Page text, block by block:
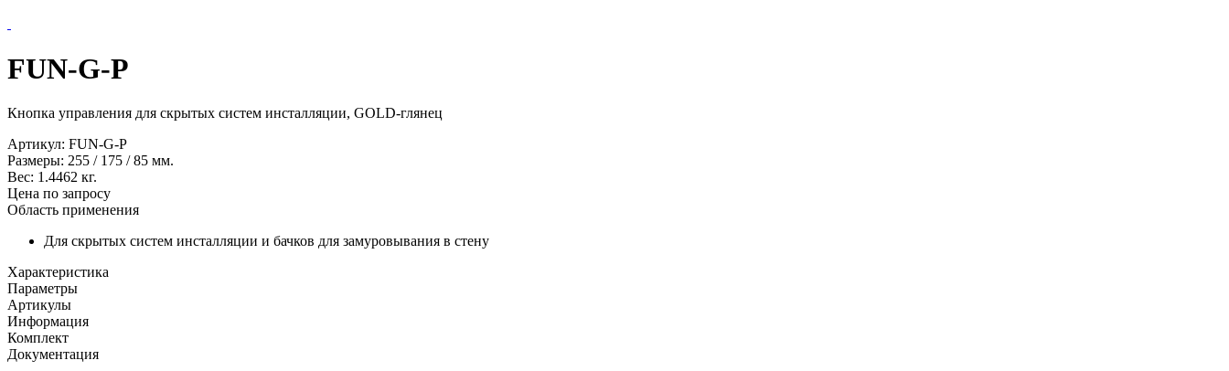
FUN-G-P
Кнопка управления для скрытых систем инсталляции, GOLD-глянец
Артикул: FUN-G-P
Размеры: 255 / 175 /85 мм.
Вес: 1.4462 кг.
Цена по запросу
Область применения
Для скрытых систем инсталляции и бачков для замуровывания в стену
Характеристика
Параметры
Артикулы
Информация
Комплект
Документация